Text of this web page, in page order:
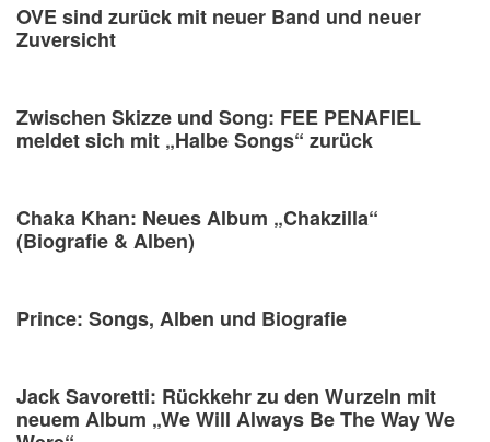
OVE sind zurück mit neuer Band und neuer
Zuversicht
Zwischen Skizze und Song: FEE PENAFIEL
meldet sich mit „Halbe Songs“ zurück
Chaka Khan: Neues Album „Chakzilla“
(Biografie & Alben)
Prince: Songs, Alben und Biografie
Jack Savoretti: Rückkehr zu den Wurzeln mit
neuem Album „We Will Always Be The Way We